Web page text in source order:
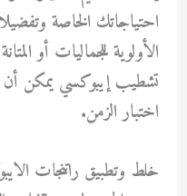
احتياجاتك الخاصة
الأولوية للجماليات أو
تشطيب إيبوكسي يمكن
اختبار الزمن.
خلط وتطبيق راتنجات